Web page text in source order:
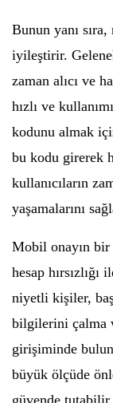
Bunun yanı
iyileştirir.
zaman alıcı ve
hızlı ve
kodunu almak
bu kodu girerek
kullanıcıların
yaşamalarını
Mobil onayın bir
hesap
niyetli kişiler,
bilgilerini çalma
girişiminde
büyük ölçüde
güvende tutabilir.